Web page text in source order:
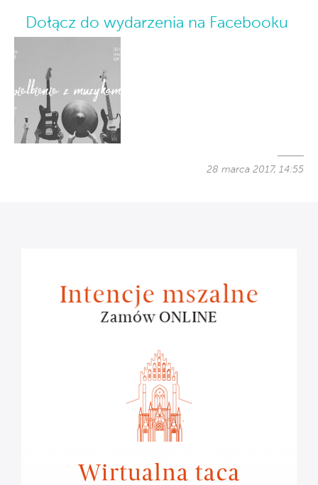
Dołącz do wydarzenia na Facebooku
28 marca 2017, 14:55